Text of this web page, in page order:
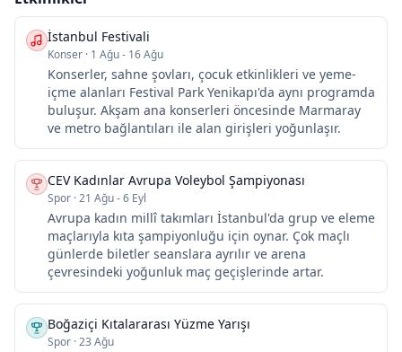
İstanbul Festivali
Konser · 1 Ağu - 16 Ağu
Konserler, sahne şovları, çocuk etkinlikleri ve yeme-
içme alanları Festival Park Yenikapı'da aynı programda
buluşur. Akşam ana konserleri öncesinde Marmaray
ve metro bağlantıları ile alan girişleri yoğunlaşır.
CEV Kadınlar Avrupa Voleybol Şampiyonası
Spor ·21 Ağu - 6 Eyl
Avrupa kadın millî takımları İstanbul'da grup ve eleme
maçlarıyla kıta şampiyonluğu için oynar. Çok maçlı
günlerde biletler seanslara ayrılır ve arena
çevresindeki yoğunluk maç geçişlerinde artar.
Boğaziçi Kıtalararası Yüzme Yarışı
Spor ·23 Ağu